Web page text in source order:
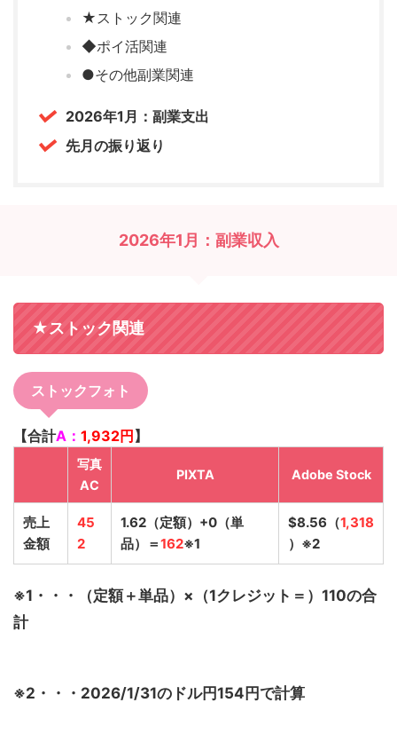
★ストック関連
◆ポイ活関連
●その他副業関連
2026年1月：副業支出
先月の振り返り
2026年1月：副業収入
★ストック関連
ストックフォト
【合計A： 1,932円 】
写真
AC
PIXTA Adobe Stock
売上
金額
45
2
1.62（定額）+0（単
品）＝162※1
$8.56（1,318
）※2
※1・・・（定額＋単品）×（1クレジット＝）110の合
計
※2・・・2026/1/31のドル円154円で計算